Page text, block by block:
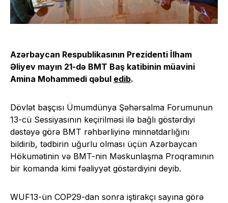
Azərbaycan Respublikasının Prezidenti İlham
Əliyev mayın 21-də BMT Baş katibinin müavini
Amina Mohammedi qəbul edib.
Dövlət başçısı Ümumdünya Şəhərsalma Forumunun
13-cü Sessiyasının keçirilməsi ilə bağlı göstərdiyi
dəstəyə görə BMT rəhbərliyinə minnətdarlığını
bildirib, tədbirin uğurlu olması üçün Azərbaycan
Hökumətinin və BMT-nin Məskunlaşma Proqramının
bir komanda kimi fəaliyyət göstərdiyini deyib.
WUF13-ün COP29-dan sonra iştirakçı sayına görə